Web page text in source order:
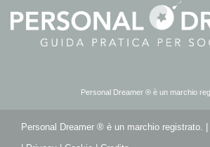
Personal Dreamer ® è un marchio
Personal Dreamer ® è un marchio registrato. |